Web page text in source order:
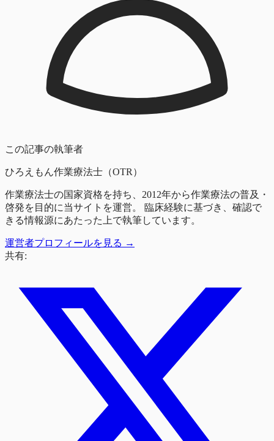
この記事の執筆者
ひろえもん作業療法士（OTR）
作業療法士の国家資格を持ち、2012年から作業療法の普及・
啓発を目的に当サイトを運営。 臨床経験に基づき、確認で
きる情報源にあたった上で執筆しています。
運営者プロフィールを見る →
共有: